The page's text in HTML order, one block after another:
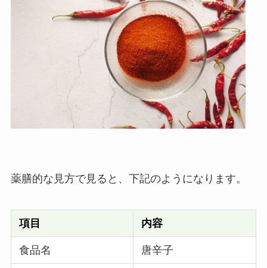
薬膳的な見方で見ると、下記のようになります。
項目 内容
食品名 唐辛子